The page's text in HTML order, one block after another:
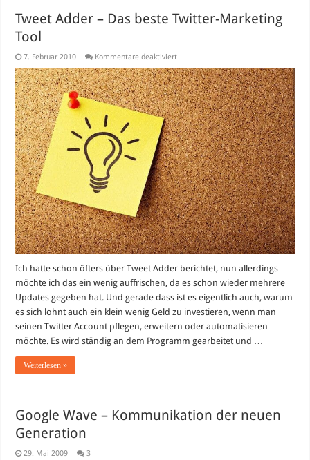
Tweet Adder – Das beste Twitter-Marketing
Tool
7. Februar 2010 Kommentare deaktiviertfür
Adder
–
Das
beste
Twitter-
Marketing
Tool
Ich hatte schon öfters über Tweet Adder berichtet, nun allerdings
möchte ich das ein wenig auffrischen, da es schon wieder mehrere
Updates gegeben hat. Und gerade dass ist es eigentlich auch, warum
es sich lohnt auch ein klein wenig Geld zu investieren, wenn man
seinen Twitter Account pflegen, erweitern oder automatisieren
möchte. Es wird ständig an dem Programm gearbeitet und …
Weiterlesen »
Google Wave – Kommunikation der neuen
Generation
29. Mai 2009 3